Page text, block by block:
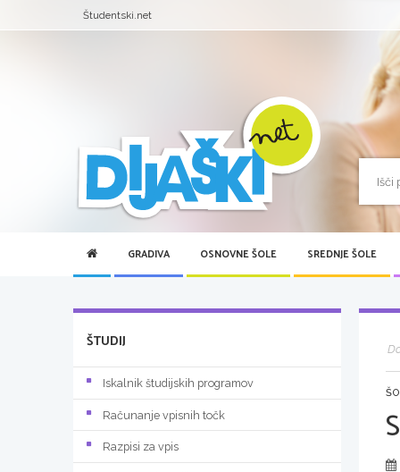
Študentski.net
GRADIVA OSNOVNE ŠOLE SREDNJE ŠOLE
ŠTUDIJ
Iskalnik študijskih programov
Računanje vpisnih točk
Razpisi za vpis